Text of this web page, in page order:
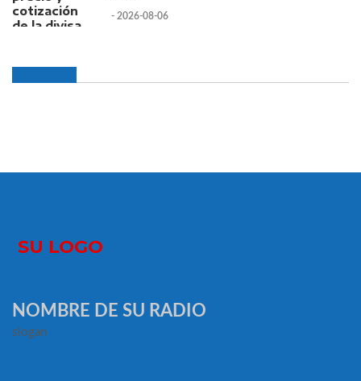
- 2026-08-06
NOMBRE DE SU RADIO
slogan